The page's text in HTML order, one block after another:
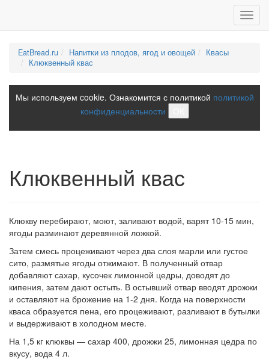
EatBread.ru Напитки из плодов, ягод и овощей
Квасы
Клюквенный квас
Мы используем cookie. Ознакомится с политикой политикой
конфиденциальности
Клюквенный квас
Клюкву перебирают, моют, заливают водой, варят 10-15 мин,
ягоды разминают деревянной ложкой.
Затем смесь процеживают через два слоя марли или густое
сито, размятые ягоды отжимают. В полученный отвар
добавляют сахар, кусочек лимонной цедры, доводят до
кипения, затем дают остыть. В остывший отвар вводят дрожжи
и оставляют на брожение на 1-2 дня. Когда на поверхности
кваса образуется пена, его процеживают, разливают в бутылки
и выдерживают в холодном месте.
На 1,5 кг клюквы — сахар 400, дрожжи 25, лимонная цедра по
вкусу, вода 4 л.